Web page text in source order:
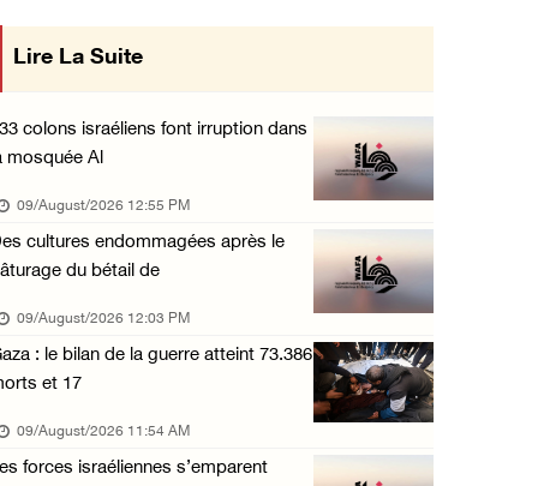
Des colons attaquent une mosquée dans la bou ...
08/August/2026 09:28 PM
Des colons attaquent le village d'Abu Falah
08/August/2026 07:40 PM
Plusieurs cas d’asphyxie lors du raid des fo ...
08/August/2026 06:16 PM
Une session du Conseil de sécurité sur la Ci ...
08/August/2026 05:15 PM
Un colon terroriste laisse son bétail dans l ...
08/August/2026 03:41 PM
des décisions du Conseil
les relations avec
Lire La Suite
colons israéliens font irruption dans
mosquée Al
09/August/2026 12:55 PM
cultures endommagées après le
du bétail de
09/August/2026 12:03 PM
: le bilan de la guerre atteint 73.386
et 17
09/August/2026 11:54 AM
forces israéliennes s’emparent